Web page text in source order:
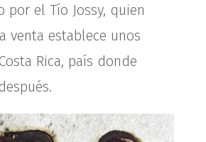
por el Tío Jossy, quien
venta establece unos
Rica, país donde